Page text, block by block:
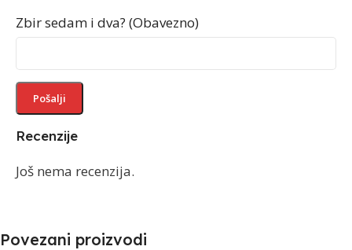
Recenzije
Još nema recenzija.
Zbir sedam i dva? (Obavezno)
Povezani proizvodi